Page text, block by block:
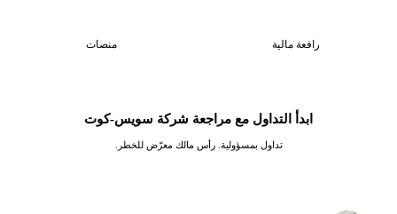
ابدأ التداول مع مراجعة شركة سويس-كوت
تداول بمسؤولية. رأس مالك معرّض للخطر.